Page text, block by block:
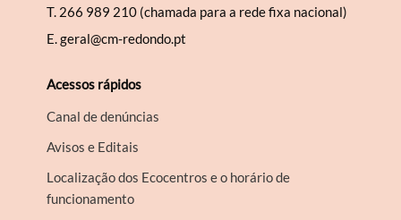
T. 266 989 210 (chamada para a rede fixa nacional)
E.geral@cm-redondo.pt
Acessos rápidos
Canal de denúncias
Avisos e Editais
Localização dos Ecocentros e o horário de
funcionamento